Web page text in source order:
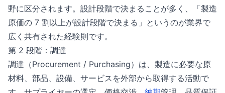
野に区分されます。設計段階で決まることが多く、「製造
原価の 7 割以上が設計段階で決まる」というのが業界で
広く共有された経験則です。
第 2 段階：調達
調達（Procurement / Purchasing）は、製造に必要な原
材料、部品、設備、サービスを外部から取得する活動で